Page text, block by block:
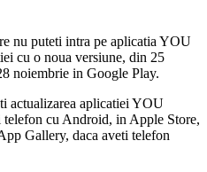
nu puteti intra pe aplicatia YOU
cu o noua versiune, din 25
noiembrie in Google Play.
actualizarea aplicatiei YOU
cu Android, in Apple Store,
Gallery, daca aveti telefon